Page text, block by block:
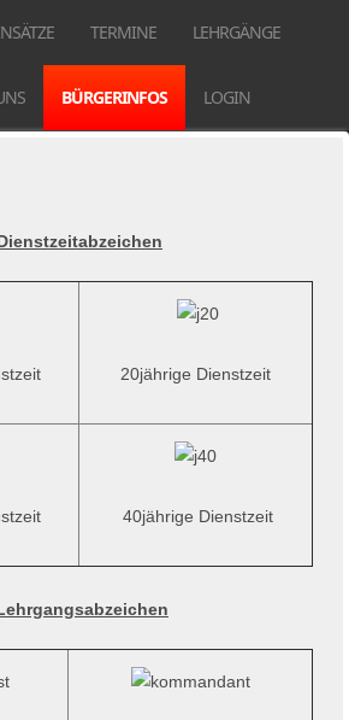
TERMINE LEHRGÄNGE
BÜRGERINFOS LOGIN
20jährige Dienstzeit
40jährige Dienstzeit